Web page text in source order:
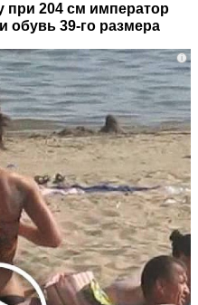
при 204 см император
обувь 39-го размера
i